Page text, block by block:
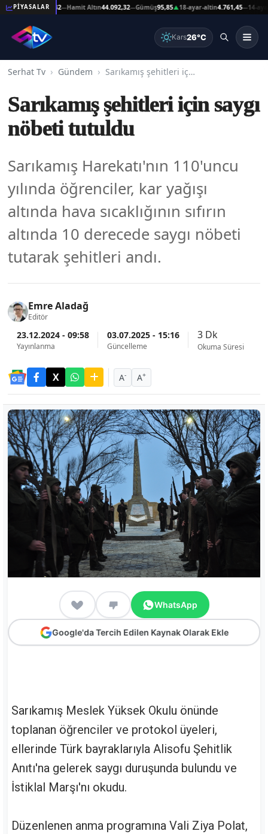
PİYASALAR
44.092,32—Hamit Altın44.092,32—Gümüş95,85▲18-ayar-altin4.761,45—14-ayar-altin
Kars26°C
Serhat Tv Gündem Sarıkamış şehitleri için saygı nöbeti tutuldu
Sarıkamış şehitleri için saygı
nöbeti tutuldu
Sarıkamış Harekatı'nın 110'uncu
yılında öğrenciler, kar yağışı
altında hava sıcaklığının sıfırın
altında 10 derecede saygı nöbeti
tutarak şehitleri andı.
Emre Aladağ
Editör
23.12.2024 - 09:58
Yayınlanma
03.07.2025 - 15:16
Güncelleme
3 Dk
Okuma Süresi
A- A+
WhatsApp
Google'da Tercih Edilen Kaynak Olarak Ekle
Sarıkamış Meslek Yüksek Okulu önünde
toplanan öğrenciler ve protokol üyeleri,
ellerinde Türk bayraklarıyla Alisofu Şehitlik
Anıtı'na gelerek saygı duruşunda bulundu ve
İstiklal Marşı'nı okudu.
Düzenlenen anma programına Vali Ziya Polat,